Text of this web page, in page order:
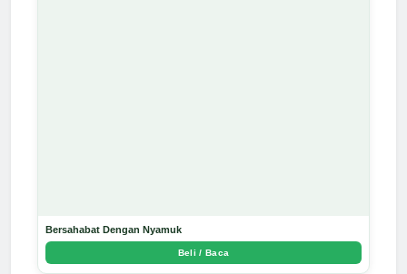
Bersahabat Dengan Nyamuk
Beli / Baca